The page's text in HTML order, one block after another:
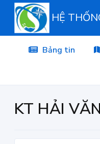
HỆ
Bảng tin
KT HẢI